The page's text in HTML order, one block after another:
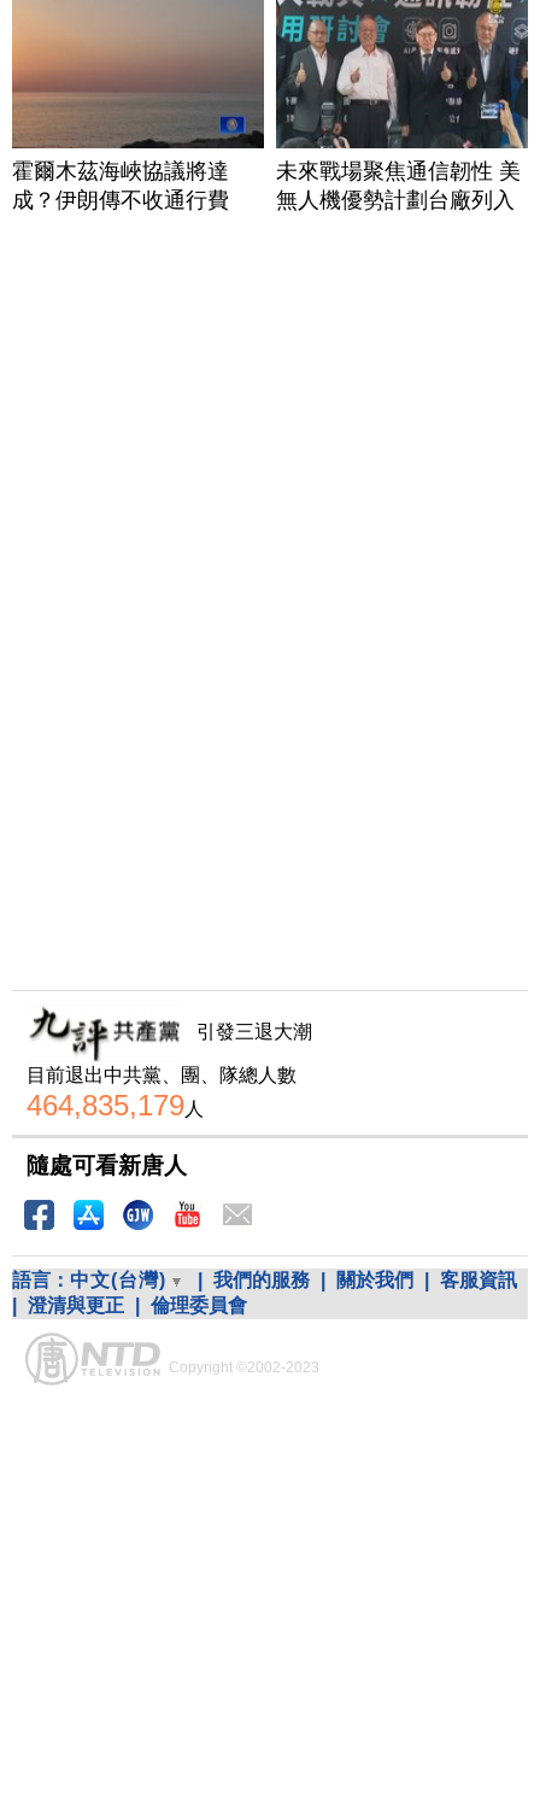
霍爾木茲海峽協議將達
成？伊朗傳不收通行費
未來戰場聚焦通信韌性 美
無人機優勢計劃台廠列入
引發三退大潮
目前退出中共黨、團、隊總人數
464,835,179人
隨處可看新唐人
語言： 中文(台灣) 我們的服務 關於我們
客服資訊
澄清與更正 倫理委員會
Copyright ©2002-2023